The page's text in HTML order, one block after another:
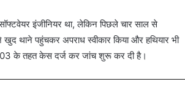
इंजीनियर था, लेकिन पिछले चार साल से
थाने पहुंचकर अपराध स्वीकार किया और हथियार भी
के तहत केस दर्ज कर जांच शुरू कर दी है।